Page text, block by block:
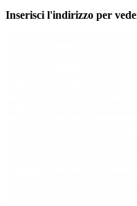
Inserisci l'indirizzo per